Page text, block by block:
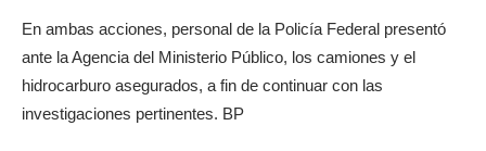
En ambas acciones, personal de la Policía Federal presentó
ante la Agencia del Ministerio Público, los camiones y el
hidrocarburo asegurados, a fin de continuar con las
investigaciones pertinentes. BP